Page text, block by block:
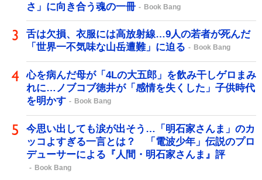
さ」に向き合う魂の一冊
Book Bang
舌は欠損、衣服には高放射線…9人の若者が死んだ
「世界一不気味な山岳遭難」に迫る
Book Bang
心を病んだ母が「4Lの大五郎」を飲み干しゲロまみ
れに…ノブコブ徳井が「感情を失くした」子供時代
を明かす
Book Bang
今思い出しても涙が出そう…「明石家さんま」のカ
ッコよすぎる一言とは？ 「電波少年」伝説のプロ
デューサーによる『人間・明石家さんま』評
Book Bang